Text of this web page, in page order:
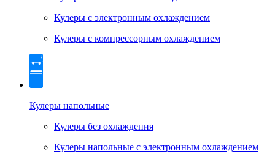
Кулеры с электронным охлаждением
Кулеры с компрессорным охлаждением
Кулеры напольные
Кулеры без охлаждения
Кулеры напольные с электронным охлаждением